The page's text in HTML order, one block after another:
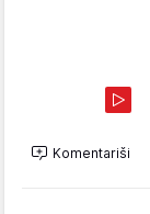
Komentariši